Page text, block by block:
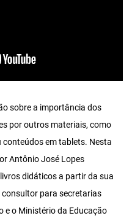
sobre a importância dos
por outros materiais, como
conteúdos em tablets. Nesta
Antônio José Lopes
didáticos a partir da sua
consultor para secretarias
e o Ministério da Educação